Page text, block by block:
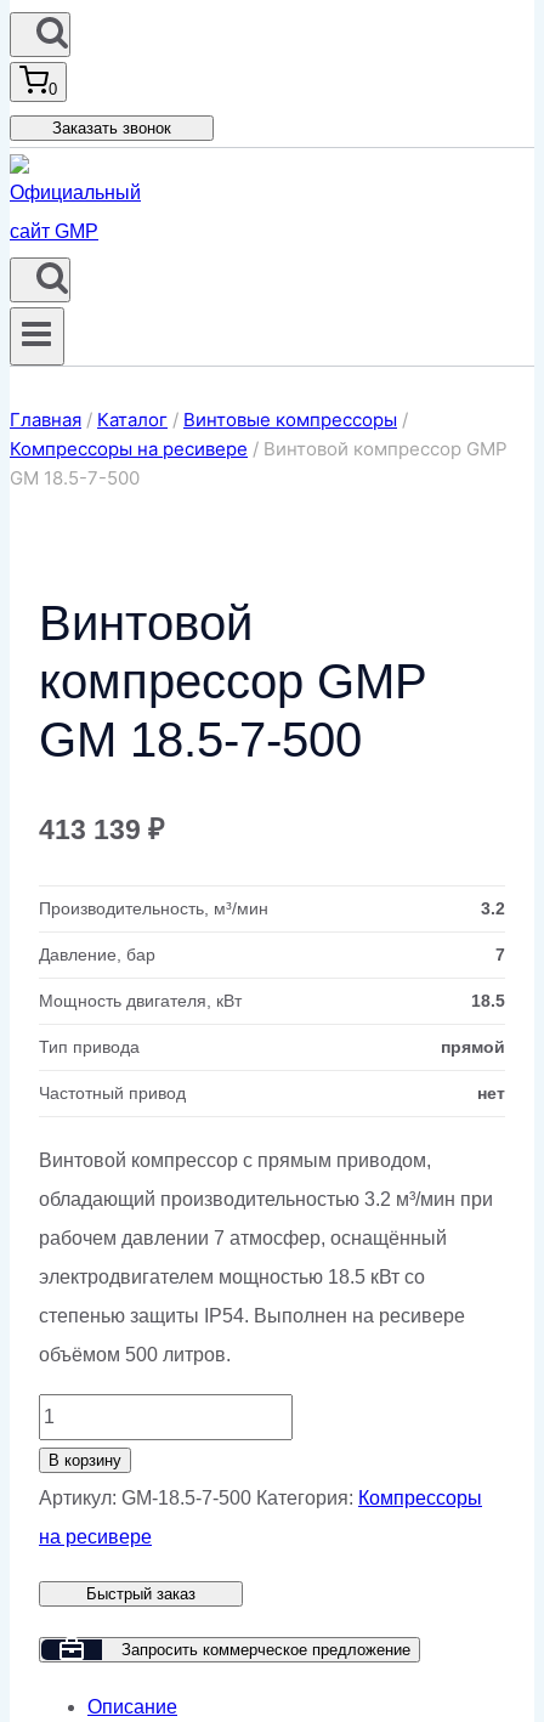
0
Заказать звонок
Главная / Каталог / Винтовые компрессоры /
Компрессоры на ресивере / Винтовой компрессор GMP
GM 18.5-7-500
Винтовой
компрессор GMP
GM 18.5-7-500
413 139 ₽
Производительность, м³/мин 3.2
Давление, бар 7
Мощность двигателя, кВт 18.5
Тип привода прямой
Частотный привод нет
Винтовой компрессор с прямым приводом,
обладающий производительностью 3.2 м³/мин при
рабочем давлении 7 атмосфер, оснащённый
электродвигателем мощностью 18.5 кВт со
степенью защиты IP54. Выполнен на ресивере
объёмом 500 литров.
Количество
товара
Винтовой
компрессор
GM
18.5-
В корзину
Артикул: GM-18.5-7-500 Категория: Компрессоры
на ресивере
Быстрый заказ
Запросить коммерческое предложение
Описание